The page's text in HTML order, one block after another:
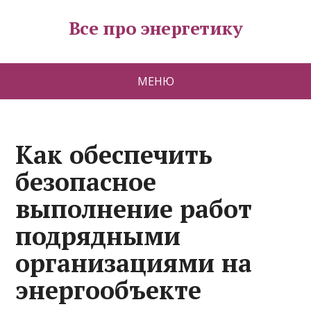
Все про энергетику
МЕНЮ
Как обеспечить
безопасное
выполнение работ
подрядными
организациями на
энергообъекте